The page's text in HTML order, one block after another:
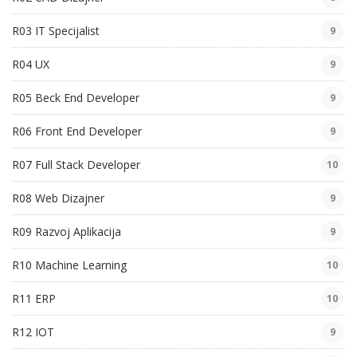
R03 IT Specijalist 9
R04 UX 9
R05 Beck End Developer 9
R06 Front End Developer 9
R07 Full Stack Developer 10
R08 Web Dizajner 9
R09 Razvoj Aplikacija 9
R10 Machine Learning 10
R11 ERP 10
R12 IOT 9